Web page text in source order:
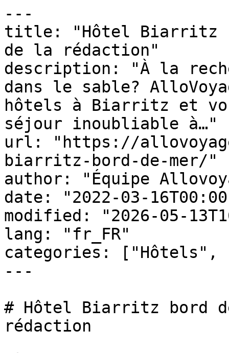
---
title: "Hôtel Biarritz
de la rédaction"
description: "À la
dans le sable?
hôtels à Biarritz et
séjour inoubliable à…"
url: "https://
biarritz-bord-de-mer/"
author: "Équipe
date: "2022-03-
modified: "2026-05-
lang: "fr_FR"
categories: ["Hôtels",
---
# Hôtel Biarritz bord
rédaction